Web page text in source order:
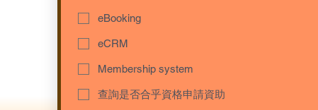
eBooking
eCRM
Membership system
查詢是否合乎資格申請資助